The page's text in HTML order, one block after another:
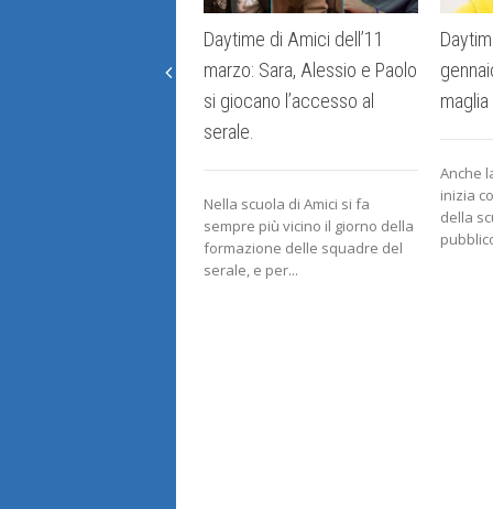
Daytime di Amici dell’11
marzo: Sara, Alessio e Paolo
si giocano l’accesso al
serale.
Nella scuola di Amici si fa
sempre più vicino il giorno della
formazione delle squadre del
serale, e per...
Anche
inizia
della